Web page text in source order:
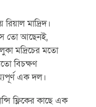
মাদ্রিদ।
তো আছেনই,
মদ্রিচের মতো
বিচক্ষণ
এক দল।
ফ্লিকের কাছে এক